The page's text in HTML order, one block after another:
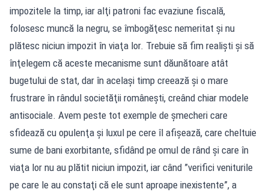
impozitele la timp, iar alţi patroni fac evaziune fiscală,
folosesc muncă la negru, se îmbogăţesc nemeritat şi nu
plătesc niciun impozit în viaţa lor. Trebuie să fim realişti şi să
înţelegem că aceste mecanisme sunt dăunătoare atât
bugetului de stat, dar în acelaşi timp creează şi o mare
frustrare în rândul societăţii româneşti, creând chiar modele
antisociale. Avem peste tot exemple de şmecheri care
sfidează cu opulenţa şi luxul pe cere îl afişează, care cheltuie
sume de bani exorbitante, sfidând pe omul de rând şi care în
viaţa lor nu au plătit niciun impozit, iar când ”verifici veniturile
pe care le au constaţi că ele sunt aproape inexistente”, a